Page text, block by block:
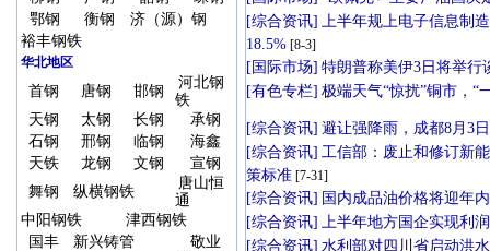
鄂钢
衡钢
济（源）钢
裕丰钢铁
华北地区
首钢 唐钢 邯钢
河北钢
铁
天钢
太钢 长钢
承钢
石钢
邢钢 临钢
海鑫
天铁
龙钢 文钢
宣钢
舞钢
纵横钢铁
唐山恒
通
中阳钢铁
津西钢铁
国丰
新兴铸管
敬业